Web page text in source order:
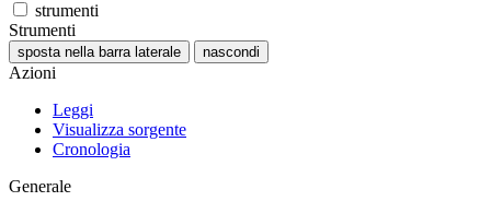
strumenti
Strumenti
sposta nella barra laterale nascondi
Azioni
Leggi
Visualizza sorgente
Cronologia
Generale